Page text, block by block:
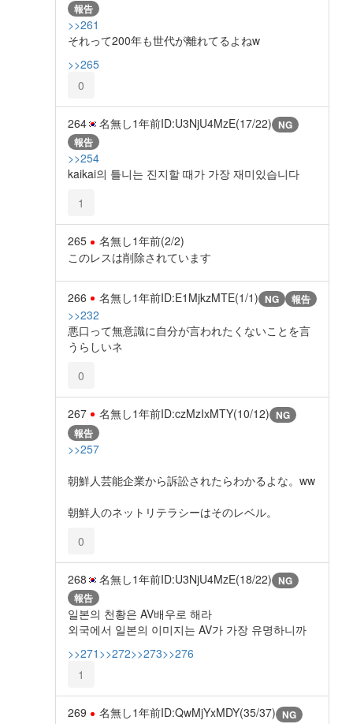
報告
>>261
それって200年も世代が離れてるよねw
>>265
0
264 名無し1年前ID:U3NjU4MzE(17/22) NG
報告
>>254
kaikai의 틀니는 진지할 때가 가장 재미있습니다
1
265 名無し1年前(2/2)
このレスは削除されています
266 名無し1年前ID:E1MjkzMTE(1/1) NG 報告
>>232
悪口って無意識に自分が言われたくないことを言
うらしいネ
0
267 名無し1年前ID:czMzIxMTY(10/12) NG
報告
>>257
朝鮮人芸能企業から訴訟されたらわかるよな。ww
朝鮮人のネットリテラシーはそのレベル。
0
268 名無し1年前ID:U3NjU4MzE(18/22) NG
報告
일본의 천황은 AV배우로 해라
외국에서 일본의 이미지는 AV가 가장 유명하니까
>>271 >>272>>273>>276
1
269 名無し1年前ID:QwMjYxMDY(35/37) NG